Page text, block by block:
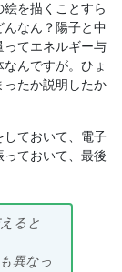
を描くことすら
なん？陽子と中
ってエネルギー与
んですが。ひょ
ったか説明したか
ておいて、電子
ておいて、最後
ると
異なっ